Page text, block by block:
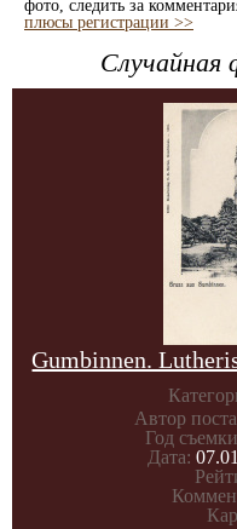
фото, следить за
плюсы регистрации >>
Случайная
Gumbinnen.
Автор
Год
Дата: